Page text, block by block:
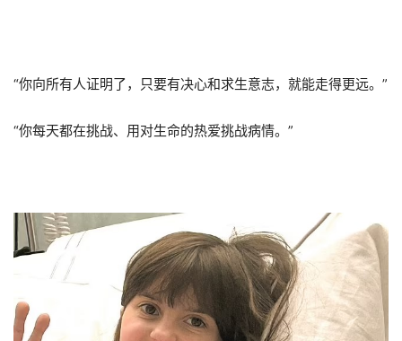
“你向所有人证明了，只要有决心和求生意志，就能走得更远。”
“你每天都在挑战、用对生命的热爱挑战病情。”